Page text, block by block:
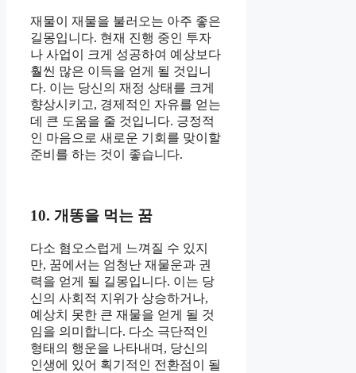
재물이 재물을 불러오는 아주 좋은
길몽입니다. 현재 진행 중인 투자
나 사업이 크게 성공하여 예상보다
훨씬 많은 이득을 얻게 될 것입니
다. 이는 당신의 재정 상태를 크게
향상시키고, 경제적인 자유를 얻는
데 큰 도움을 줄 것입니다. 긍정적
인 마음으로 새로운 기회를 맞이할
준비를 하는 것이 좋습니다.
10. 개똥을 먹는 꿈
다소 혐오스럽게 느껴질 수 있지
만, 꿈에서는 엄청난 재물운과 권
력을 얻게 될 길몽입니다. 이는 당
신의 사회적 지위가 상승하거나,
예상치 못한 큰 재물을 얻게 될 것
임을 의미합니다. 다소 극단적인
형태의 행운을 나타내며, 당신의
인생에 있어 획기적인 전환점이 될